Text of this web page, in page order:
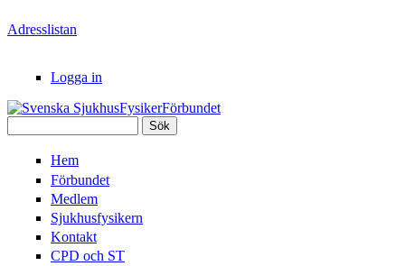
Adresslistan
Logga in
SjukhusFysikerFörbundet
Hem
Förbundet
Medlem
Sjukhusfysikern
Kontakt
CPD och ST